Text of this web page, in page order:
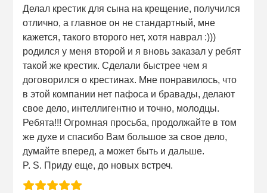
Делал крестик для сына на крещение, получился
отлично, а главное он не стандартный, мне
кажется, такого второго нет, хотя наврал :)))
родился у меня второй и я вновь заказал у ребят
такой же крестик. Сделали быстрее чем я
договорился о крестинах. Мне понравилось, что
в этой компании нет пафоса и бравады, делают
свое дело, интеллигентно и точно, молодцы.
Ребята!!! Огромная просьба, продолжайте в том
же духе и спасибо Вам большое за свое дело,
думайте вперед, а может быть и дальше.
P. S. Приду еще, до новых встреч.